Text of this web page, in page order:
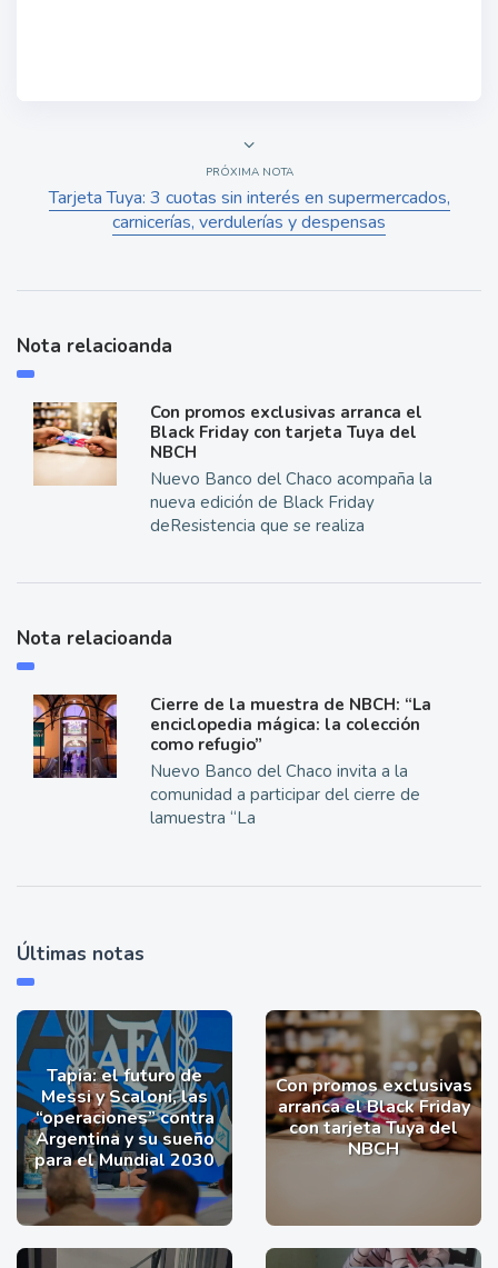
PRÓXIMA NOTA
Tarjeta Tuya: 3 cuotas sin interés en supermercados,
carnicerías, verdulerías y despensas
Nota relacioanda
Con promos exclusivas arranca el
Black Friday con tarjeta Tuya del
NBCH
Nuevo Banco del Chaco acompaña la
nueva edición de Black Friday
deResistencia que se realiza
Nota relacioanda
Cierre de la muestra de NBCH: “La
enciclopedia mágica: la colección
como refugio”
Nuevo Banco del Chaco invita a la
comunidad a participar del cierre de
lamuestra “La
Últimas notas
Tapia: el futuro de
Messi y Scaloni, las
“operaciones” contra
Argentina y su sueño
para el Mundial 2030
Con promos exclusivas
arranca el Black Friday
con tarjeta Tuya del
NBCH